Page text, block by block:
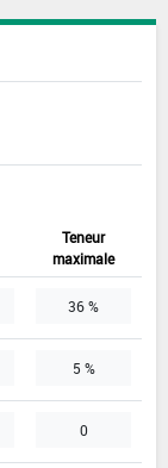
Teneur
maximale
36 %
5 %
0